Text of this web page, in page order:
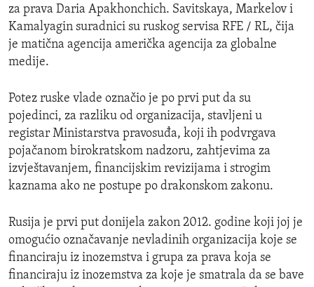
za prava Daria Apakhonchich. Savitskaya, Markelov i
Kamalyagin suradnici su ruskog servisa RFE / RL, čija
je matična agencija američka agencija za globalne
medije.
Potez ruske vlade označio je po prvi put da su
pojedinci, za razliku od organizacija, stavljeni u
registar Ministarstva pravosuđa, koji ih podvrgava
pojačanom birokratskom nadzoru, zahtjevima za
izvještavanjem, financijskim revizijama i strogim
kaznama ako ne postupe po drakonskom zakonu.
Rusija je prvi put donijela zakon 2012. godine koji joj je
omogućio označavanje nevladinih organizacija koje se
financiraju iz inozemstva i grupa za prava koja se
financiraju iz inozemstva za koje je smatrala da se bave